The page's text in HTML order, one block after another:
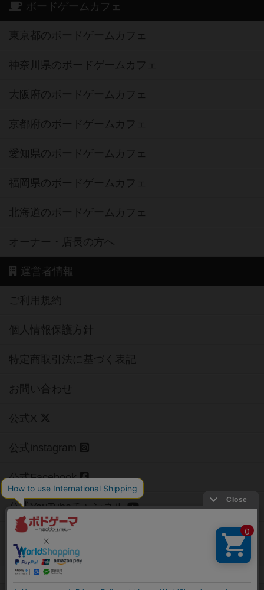
ボードゲームカフェ
東京都のボードゲームカフェ
神奈川県のボードゲームカフェ
大阪府のボードゲームカフェ
京都府のボードゲームカフェ
愛知県のボードゲームカフェ
福岡県のボードゲームカフェ
北海道のボードゲームカフェ
オーナー・店長の方へ
運営者情報
ご利用規約
個人情報保護方針
特定商取引法に基づく表記
お問い合わせ
公式X
公式instagram
公式Facebook
公式YouTubeチャンネル